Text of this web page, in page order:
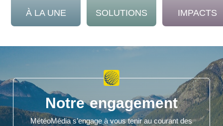
À LA UNE SOLUTIONS IMPACTS
Notre engagement
MétéoMédia s’engage à vous tenir au courant des